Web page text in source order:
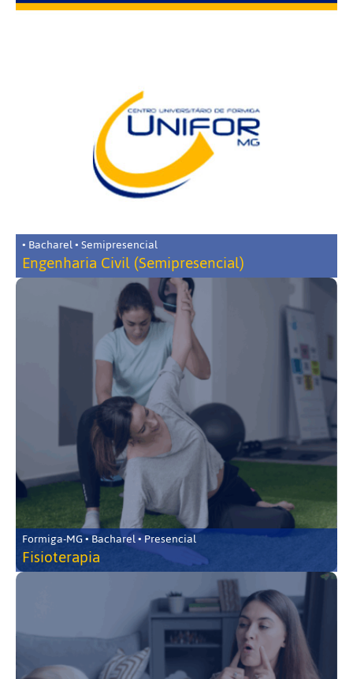
• Bacharel • Semipresencial
Engenharia Civil (Semipresencial)
Formiga-MG • Bacharel • Presencial
Fisioterapia